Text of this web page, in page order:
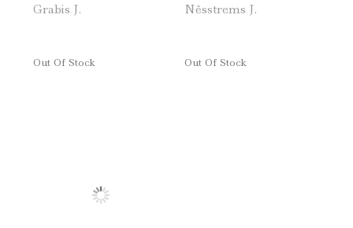
Grabis J.
Out Of Stock
Nēsstrems J.
Out Of Stock